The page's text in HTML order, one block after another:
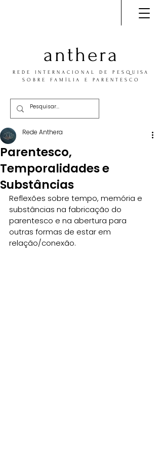
anthera
REDE INTERNACIONAL DE PESQUISA
SOBRE FAMÍLIA E PARENTESCO
Parentesco,
Temporalidades e
Substâncias
Rede Anthera
Reflexões sobre tempo, memória e
substâncias na fabricação do
parentesco e na abertura para
outras formas de estar em
relação/conexão.